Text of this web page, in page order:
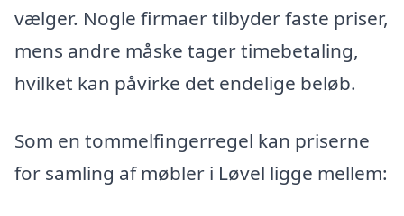
vælger. Nogle firmaer tilbyder faste priser,
mens andre måske tager timebetaling,
hvilket kan påvirke det endelige beløb.
Som en tommelfingerregel kan priserne
for samling af møbler i Løvel ligge mellem: